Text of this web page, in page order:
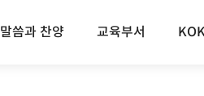
말씀과 찬양 교육부서